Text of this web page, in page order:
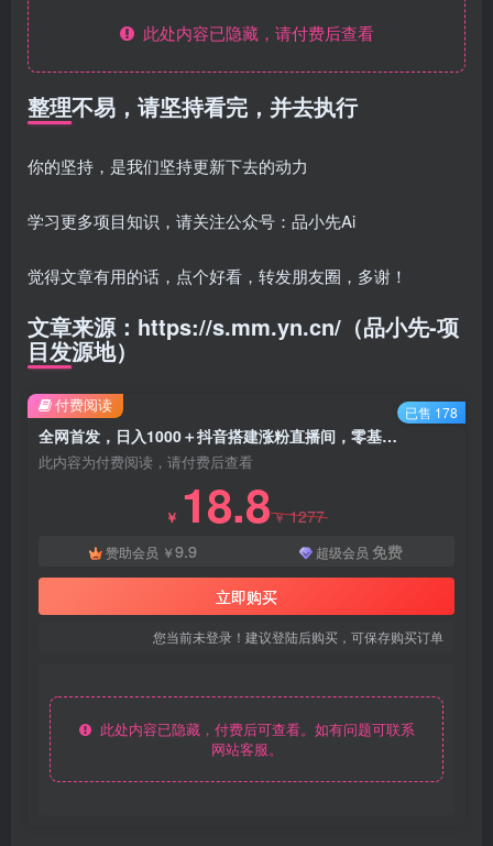
此处内容已隐藏，请付费后查看
整理不易，请坚持看完，并去执行
你的坚持，是我们坚持更新下去的动力
学习更多项目知识，请关注公众号：品小先Ai
觉得文章有用的话，点个好看，转发朋友圈，多谢！
文章来源：https://s.mm.yn.cn/（品小先-项
目发源地）
全网首发，日入1000＋抖音搭建涨粉直播间，零基础可做，边涨粉边赚钱！当天见收益，超详细实操教程 - 资源之家
此内容为付费阅读，请付费后查看
￥ 18.8￥1277
赞助会员 ￥9.9 超级会员 免费
立即购买
您当前未登录！建议登陆后购买，可保存购买订单
此处内容已隐藏，付费后可查看。如有问题可联系
网站客服。
付费阅读 已售 178